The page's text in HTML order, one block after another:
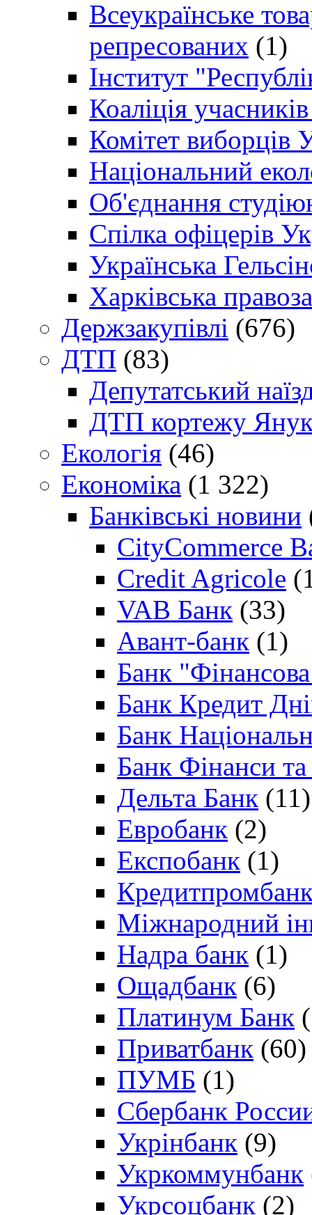
Всеукраїнське
репресованих (1)
Інститут
Коаліція
Комітет виборців
Національний
Об'єднання
Спілка офіцерів
Українська
Харківська
Держзакупівлі (676)
ДТП (83)
Депутатський
ДТП кортежу
Екологія (46)
Економіка (1 322)
Банківські новини
CityCommerce
Credit Agricole
VAB Банк (33)
Авант-банк (1)
Банк "Фінансова
Банк Кредит
Банк
Банк Фінанси
Дельта Банк (11)
Евробанк (2)
Експобанк (1)
Міжнародний
Надра банк (1)
Ощадбанк (6)
Платинум Банк
Приватбанк (60)
ПУМБ (1)
Сбербанк
Укрінбанк (9)
Укркоммунбанк
Укрсоцбанк (2)